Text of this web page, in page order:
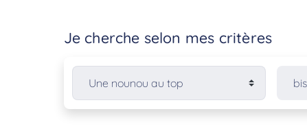
Je cherche selon mes critères